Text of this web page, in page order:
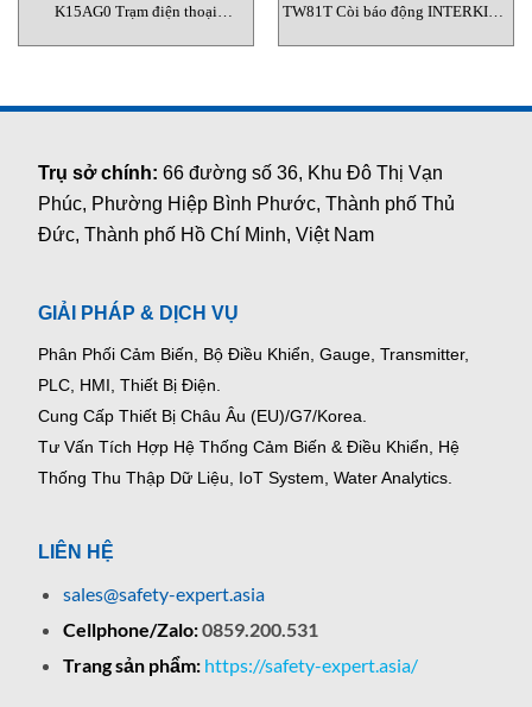
K15AG0 Trạm điện thoại
TW81T Còi báo động INTERKING
Trụ sở chính:66 đường số 36, Khu Đô Thị Vạn
Phúc, Phường Hiệp Bình Phước, Thành phố Thủ
Đức, Thành phố Hồ Chí Minh, Việt Nam
GIẢI PHÁP & DỊCH VỤ
Phân Phối Cảm Biến, Bộ Điều Khiển, Gauge, Transmitter,
PLC, HMI, Thiết Bị Điện.
Cung Cấp Thiết Bị Châu Âu (EU)/G7/Korea.
Tư Vấn Tích Hợp Hệ Thống Cảm Biến & Điều Khiển, Hệ
Thống Thu Thập Dữ Liệu, IoT System, Water Analytics.
LIÊN HỆ
sales@safety-expert.asia
Cellphone/Zalo:0859.200.531
Trang sản phẩm: https://safety-expert.asia/